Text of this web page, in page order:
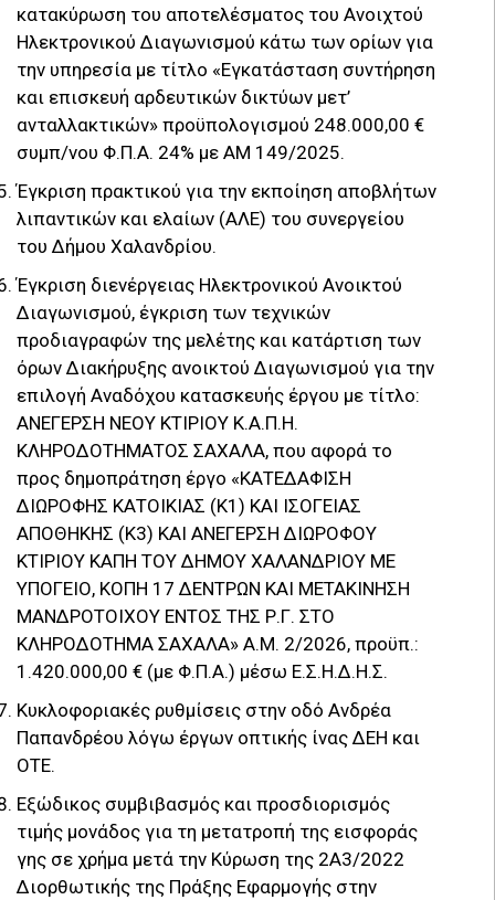
κατακύρωση του αποτελέσματος του Ανοιχτού
Ηλεκτρονικού Διαγωνισμού κάτω των ορίων για
την υπηρεσία με τίτλο «Εγκατάσταση συντήρηση
και επισκευή αρδευτικών δικτύων μετ’
ανταλλακτικών» προϋπολογισμού 248.000,00 €
συμπ/νου Φ.Π.Α. 24% με ΑΜ 149/2025.
Έγκριση πρακτικού για την εκποίηση αποβλήτων
λιπαντικών και ελαίων (ΑΛΕ) του συνεργείου
του Δήμου Χαλανδρίου.
Έγκριση διενέργειας Ηλεκτρονικού Ανοικτού
Διαγωνισμού, έγκριση των τεχνικών
προδιαγραφών της μελέτης και κατάρτιση των
όρων Διακήρυξης ανοικτού Διαγωνισμού για την
επιλογή Αναδόχου κατασκευής έργου με τίτλο:
ΑΝΕΓΕΡΣΗ ΝΕΟΥ ΚΤΙΡΙΟΥ Κ.Α.Π.Η.
ΚΛΗΡΟΔΟΤΗΜΑΤΟΣ ΣΑΧΑΛΑ, που αφορά το
προς δημοπράτηση έργο «ΚΑΤΕΔΑΦΙΣΗ
ΔΙΩΡΟΦΗΣ ΚΑΤΟΙΚΙΑΣ (Κ1) ΚΑΙ ΙΣΟΓΕΙΑΣ
ΑΠΟΘΗΚΗΣ (Κ3) ΚΑΙ ΑΝΕΓΕΡΣΗ ΔΙΩΡΟΦΟΥ
ΚΤΙΡΙΟΥ ΚΑΠΗ ΤΟΥ ΔΗΜΟΥ ΧΑΛΑΝΔΡΙΟΥ ΜΕ
ΥΠΟΓΕΙΟ, ΚΟΠΗ 17 ΔΕΝΤΡΩΝ ΚΑΙ ΜΕΤΑΚΙΝΗΣΗ
ΜΑΝΔΡΟΤΟΙΧΟΥ ΕΝΤΟΣ ΤΗΣ Ρ.Γ. ΣΤΟ
ΚΛΗΡΟΔΟΤΗΜΑ ΣΑΧΑΛΑ» Α.Μ. 2/2026, προϋπ.:
1.420.000,00 € (με Φ.Π.Α.) μέσω Ε.Σ.Η.Δ.Η.Σ.
Κυκλοφοριακές ρυθμίσεις στην οδό Ανδρέα
Παπανδρέου λόγω έργων οπτικής ίνας ΔΕΗ και
ΟΤΕ.
Εξώδικος συμβιβασμός και προσδιορισμός
τιμής μονάδος για τη μετατροπή της εισφοράς
γης σε χρήμα μετά την Κύρωση της 2Α3/2022
Διορθωτικής της Πράξης Εφαρμογής στην